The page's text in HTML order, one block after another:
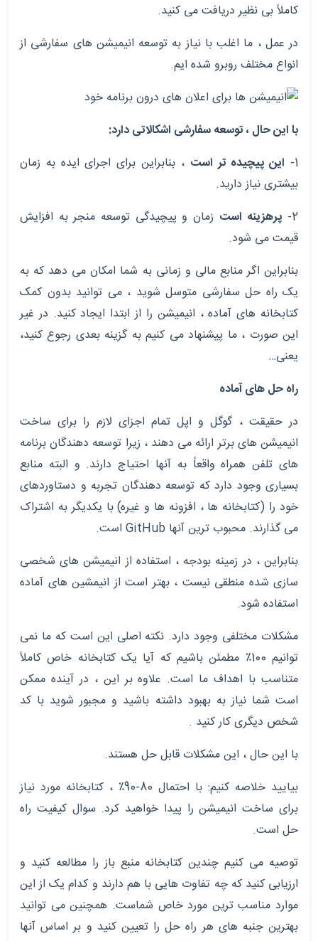
کاملاً بی نظیر دریافت می کنید.
در عمل ، ما اغلب با نیاز به توسعه انیمیشن های سفارشی از
انواع مختلف روبرو شده ایم.
با این حال ، توسعه سفارشی اشکالاتی دارد:
1- این پیچیده تر است ، بنابراین برای اجرای ایده به زمان
بیشتری نیاز دارید.
2- پرهزینه است زمان و پیچیدگی توسعه منجر به افزایش
قیمت می شود.
بنابراین اگر منابع مالی و زمانی به شما امکان می دهد که به
یک راه حل سفارشی متوسل شوید ، می توانید بدون کمک
کتابخانه های آماده ، انیمیشن را از ابتدا ایجاد کنید. در غیر
این صورت ، ما پیشنهاد می کنیم به گزینه بعدی رجوع کنید،
یعنی…
راه حل های آماده
در حقیقت ، گوگل و اپل تمام اجزای لازم را برای ساخت
انیمیشن های برتر ارائه می دهند ، زیرا توسعه دهندگان برنامه
های تلفن همراه واقعاً به آنها احتیاج دارند. و البته منابع
بسیاری وجود دارد که توسعه دهندگان تجربه و دستاوردهای
خود را (کتابخانه ها ، افزونه ها و غیره) با یکدیگر به اشتراک
می گذارند. محبوب ترین آنها GitHub است.
بنابراین ، در زمینه بودجه ، استفاده از انیمیشن های شخصی
سازی شده منطقی نیست ، بهتر است از انیمشین های آماده
استفاده شود.
مشکلات مختلفی وجود دارد. نکته اصلی این است که ما نمی
توانیم 100٪ مطمئن باشیم که آیا یک کتابخانه خاص کاملاً
متناسب با اهداف ما است. علاوه بر این ، در آینده ممکن
است شما نیاز به بهبود داشته باشید و مجبور شوید با کد
شخص دیگری کار کنید .
با این حال ، این مشکلات قابل حل هستند.
بیایید خلاصه کنیم: با احتمال 80-90٪ ، کتابخانه مورد نیاز
برای ساخت انیمیشن را پیدا خواهید کرد. سوال کیفیت راه
حل است.
توصیه می کنیم چندین کتابخانه منبع باز را مطالعه کنید و
ارزیابی کنید که چه تفاوت هایی با هم دارند و کدام یک از این
موارد مناسب ترین مورد خاص شماست. همچنین می توانید
بهترین جنبه های هر راه حل را تعیین کنید و بر اساس آنها